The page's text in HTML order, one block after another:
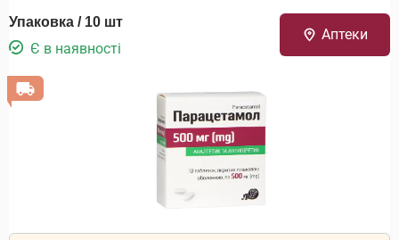
Упаковка / 10 шт
Є в наявності
Аптеки